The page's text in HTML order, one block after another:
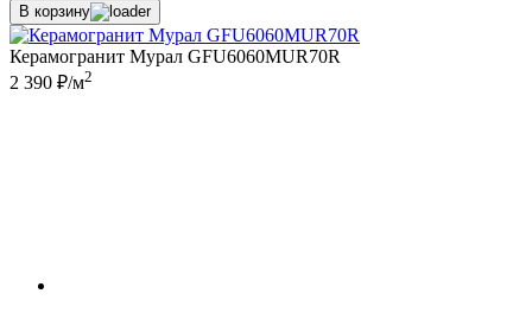
В корзину
Керамогранит Мурал GFU6060MUR70R
2 390 ₽/м2